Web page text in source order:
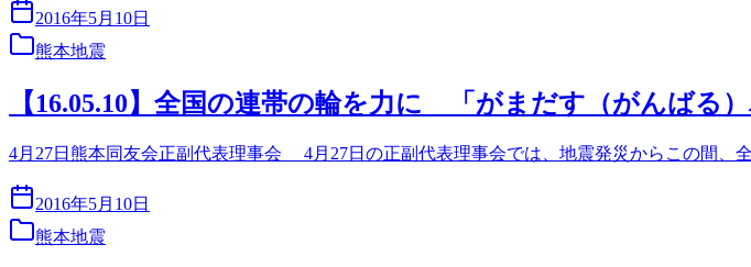
2016年5月10日
熊本地震
【16.05.10】全国の連帯の輪を力に 「がまだす（がんばる）
4月27日熊本同友会正副代表理事会 4月27日の正副代表理事会では、地震発災からこの間
2016年5月10日
熊本地震